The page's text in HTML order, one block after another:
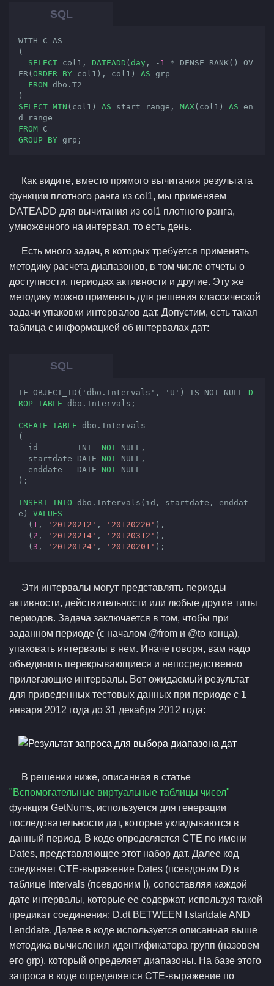
WITH C AS
(
SELECT col1, DATEADD ( day , - 1 * DENSE_RANK() OV
ER( ORDER BY col1), col1) AS grp
FROM dbo.T2
SELECT MIN (col1) AS start_range, MAX(col1) AS en
FROM
GROUP BY grp;
Как видите, вместо прямого вычитания результата
функции плотного ранга из col1, мы применяем
DATEADD для вычитания из col1 плотного ранга,
умноженного на интервал, то есть день.
Есть много задач, в которых требуется применять
методику расчета диапазонов, в том числе отчеты о
доступности, периодах активности и другие. Эту же
методику можно применять для решения классической
задачи упаковки интервалов дат. Допустим, есть такая
таблица с информацией об интервалах дат:
IF OBJECT_ID('dbo.Intervals', 'U') IS NOT NULL D
ROP TABLE dbo.Intervals;
CREATE TABLE dbo.Intervals
(
  id
INT NOT NULL ,
  startdate
DATE NOT NULL ,
  enddate
DATE NOT NULL
);
INSERT INTO dbo.Intervals(id, startdate, enddat
e) VALUES
  (
1 , '20120212' , '20120220' ),
  (
2 , '20120214' , '20120312' ),
  (
3 , '20120124' , '20120201' );
Эти интервалы могут представлять периоды
активности, действительности или любые другие типы
периодов. Задача заключается в том, чтобы при
заданном периоде (с началом @from и @to конца),
упаковать интервалы в нем. Иначе говоря, вам надо
объединить перекрывающиеся и непосредственно
прилегающие интервалы. Вот ожидаемый результат
для приведенных тестовых данных при периоде с 1
января 2012 года до 31 декабря 2012 года:
В решении ниже, описанная в статье
"Вспомогательные виртуальные таблицы чисел"
функция GetNums, используется для генерации
последовательности дат, которые укладываются в
данный период. В коде определяется CTE по имени
Dates, представляющее этот набор дат. Далее код
соединяет CTE-выражение Dates (псевдоним D) в
таблице Intervals (псевдоним I), сопоставляя каждой
дате интервалы, которые ее содержат, используя такой
предикат соединения: D.dt BETWEEN I.startdate AND
I.enddate. Далее в коде используется описанная выше
методика вычисления идентификатора групп (назовем
его grp), который определяет диапазоны. На базе этого
запроса в коде определяется CTE-выражение по